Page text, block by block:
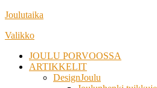
Siirry
sisältöön
Joulutaika
Valikko
JOULU PORVOOSSA
ARTIKKELIT
DesignJoulu